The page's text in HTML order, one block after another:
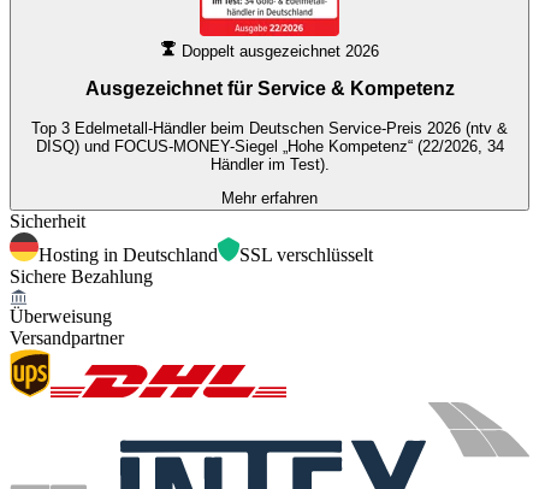
Doppelt ausgezeichnet 2026
Ausgezeichnet für Service & Kompetenz
Top 3 Edelmetall-Händler beim Deutschen Service-Preis 2026 (ntv &
DISQ) und FOCUS-MONEY-Siegel „Hohe Kompetenz“ (22/2026, 34
Händler im Test).
Mehr erfahren
Sicherheit
Hosting in Deutschland
SSL verschlüsselt
Sichere Bezahlung
Überweisung
Versandpartner